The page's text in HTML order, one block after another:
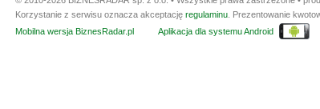
Korzystanie z serwisu oznacza akceptację regulaminu . Prezentowanie
Mobilna wersja BiznesRadar.pl
Aplikacja dla systemu Android